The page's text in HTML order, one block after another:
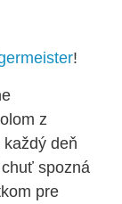
!
z
deň
spozná
pre